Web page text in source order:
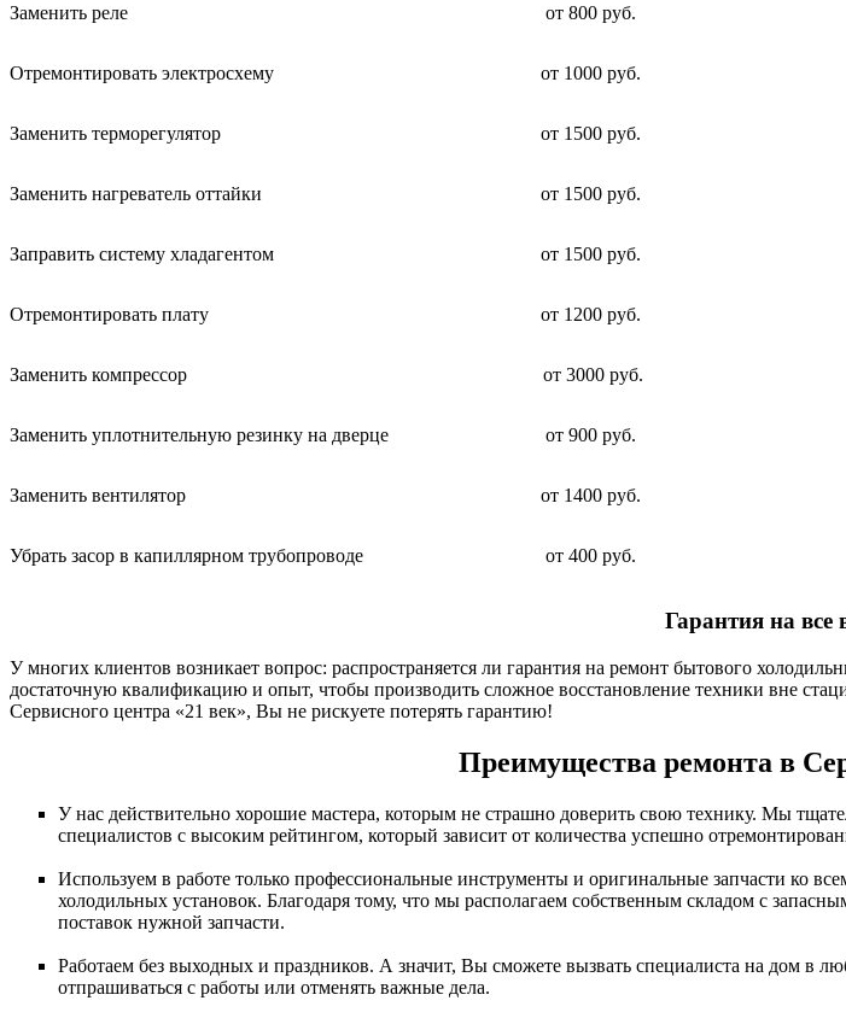
Заменить реле от 800 руб.
Отремонтировать электросхему от 1000 руб.
Заменить терморегулятор от 1500 руб.
Заменить нагреватель оттайки от 1500 руб.
Заправить систему хладагентом от 1500 руб.
Отремонтировать плату от 1200 руб.
Заменить компрессор от 3000 руб.
Заменить уплотнительную резинку на дверце от 900 руб.
Заменить вентилятор от 1400 руб.
Убрать засор в капиллярном трубопроводе от 400 руб.
Гарантия на все
У многих клиентов возникает вопрос: распространяется ли гарантия на ремонт бытового
достаточную квалификацию и опыт, чтобы производить сложное восстановление техники вне
Сервисного центра «21 век», Вы не рискуете потерять гарантию!
Преимущества ремонта в
У нас действительно хорошие мастера, которым не страшно доверить свою технику. Мы
специалистов с высоким рейтингом, который зависит от количества успешно
Используем в работе только профессиональные инструменты и оригинальные запчасти ко
холодильных установок. Благодаря тому, что мы располагаем собственным складом с
поставок нужной запчасти.
Работаем без выходных и праздников. А значит, Вы сможете вызвать специалиста на дом в
отпрашиваться с работы или отменять важные дела.